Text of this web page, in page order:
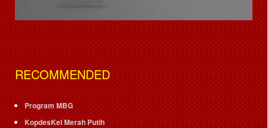
RECOMMENDED
Program MBG
KopdesKel Merah Putih